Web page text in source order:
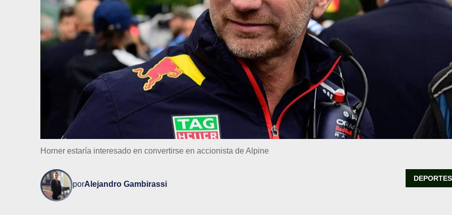
Horner estaría interesado en convertirse en accionista de Alpine
porAlejandro Gambirassi
DEPORTES